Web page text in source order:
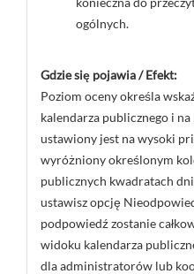
ogólnych.
Gdzie się pojawia / Efekt:
Poziom oceny określa
kalendarza publicznego i
ustawiony jest na wysoki
wyróżniony określonym
publicznych kwadratach
ustawisz opcję
podpowiedź zostanie
widoku kalendarza
dla administratorów lub